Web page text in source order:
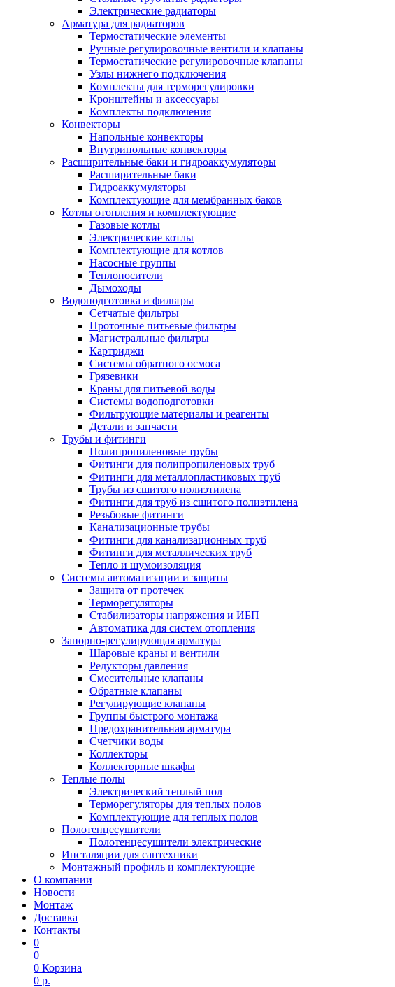
Электрические радиаторы
Арматура для радиаторов
Термостатические элементы
Ручные регулировочные вентили и клапаны
Термостатические регулировочные клапаны
Узлы нижнего подключения
Комплекты для терморегулировки
Кронштейны и аксессуары
Комплекты подключения
Конвекторы
Напольные конвекторы
Внутрипольные конвекторы
Расширительные баки и гидроаккумуляторы
Расширительные баки
Гидроаккумуляторы
Комплектующие для мембранных баков
Котлы отопления и комплектующие
Газовые котлы
Электрические котлы
Комплектующие для котлов
Насосные группы
Теплоносители
Дымоходы
Водоподготовка и фильтры
Сетчатые фильтры
Проточные питьевые фильтры
Магистральные фильтры
Картриджи
Системы обратного осмоса
Грязевики
Краны для питьевой воды
Системы водоподготовки
Фильтрующие материалы и реагенты
Детали и запчасти
Трубы и фитинги
Полипропиленовые трубы
Фитинги для полипропиленовых труб
Фитинги для металлопластиковых труб
Трубы из сшитого полиэтилена
Фитинги для труб из сшитого полиэтилена
Резьбовые фитинги
Канализационные трубы
Фитинги для канализационных труб
Фитинги для металлических труб
Тепло и шумоизоляция
Системы автоматизации и защиты
Защита от протечек
Терморегуляторы
Стабилизаторы напряжения и ИБП
Автоматика для систем отопления
Запорно-регулирующая арматура
Шаровые краны и вентили
Редукторы давления
Смесительные клапаны
Обратные клапаны
Регулирующие клапаны
Группы быстрого монтажа
Предохранительная арматура
Счетчики воды
Коллекторы
Коллекторные шкафы
Теплые полы
Электрический теплый пол
Терморегуляторы для теплых полов
Комплектующие для теплых полов
Полотенцесушители
Полотенцесушители электрические
Инсталяции для сантехники
Монтажный профиль и комплектующие
О компании
Новости
Монтаж
Доставка
Контакты
0
0
0 Корзина
0 р.